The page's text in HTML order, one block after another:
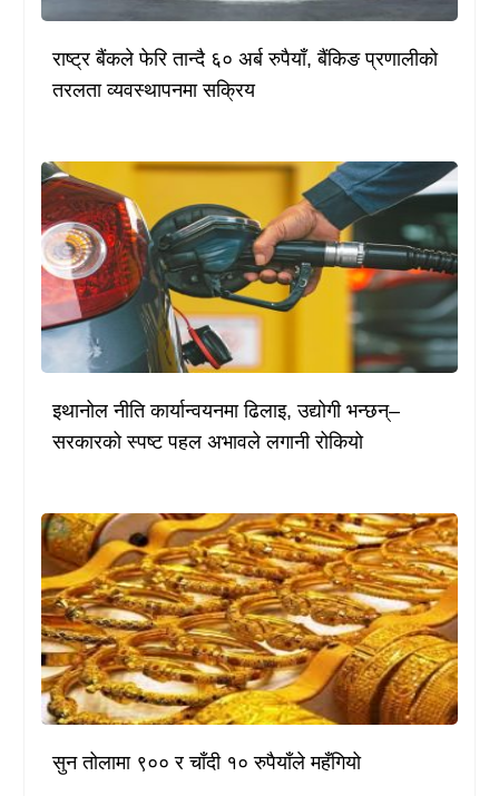
राष्ट्र बैंकले फेरि तान्दै ६० अर्ब रुपैयाँ, बैंकिङ प्रणालीको
तरलता व्यवस्थापनमा सक्रिय
इथानोल नीति कार्यान्वयनमा ढिलाइ, उद्योगी भन्छन्–
सरकारको स्पष्ट पहल अभावले लगानी रोकियो
सुन तोलामा ९०० र चाँदी १० रुपैयाँले महँगियो